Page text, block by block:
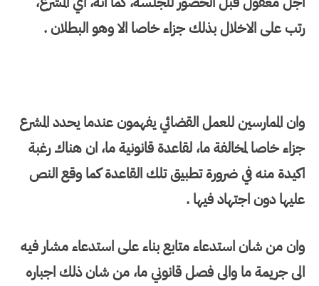
رتب على الاخلال بذلك جزاء خاصا الا وهو البطلان .
وان الممارسين للعمل القضائي يفهمون عندما يحدد المشرع
جزاء خاصا لمخالفة ما، لقاعدة قانونية ما، ان هناك رغبة
اكيدة منه في ضرورة تطبيق تلك القاعدة كما وقع النص
عليها دون اجتهاد فيها .
وان من شان استدعاء متابع بناء على استدعاء مشار فيه
الى جريمة ما والى فصل قانوني ما، من شان ذلك اجباره